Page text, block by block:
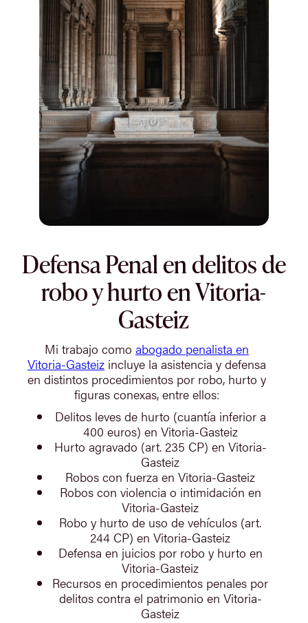
Defensa Penal en delitos de
robo y hurto en Vitoria-
Gasteiz
Mi trabajo como abogado penalista en
Vitoria-Gasteizincluye la asistencia y defensa
en distintos procedimientos por robo, hurto y
figuras conexas, entre ellos:
Delitos leves de hurto (cuantía inferior a
400 euros) en Vitoria-Gasteiz
Hurto agravado (art. 235 CP) en Vitoria-
Gasteiz
Robos con fuerza en Vitoria-Gasteiz
Robos con violencia o intimidación en
Vitoria-Gasteiz
Robo y hurto de uso de vehículos (art.
244 CP) en Vitoria-Gasteiz
Defensa en juicios por robo y hurto en
Vitoria-Gasteiz
Recursos en procedimientos penales por
delitos contra el patrimonio en Vitoria-
Gasteiz